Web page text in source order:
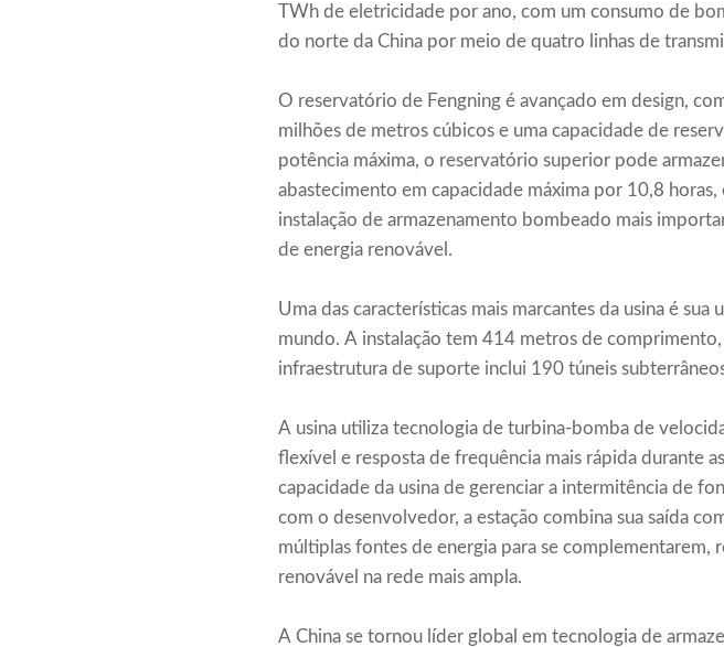
TWh de eletricidade por ano, com um consumo de
do norte da China por meio de quatro linhas de
O reservatório de Fengning é avançado em design,
milhões de metros cúbicos e uma capacidade de
potência máxima, o reservatório superior pode
abastecimento em capacidade máxima por 10,8
instalação de armazenamento bombeado mais
de energia renovável.
Uma das características mais marcantes da usina é
mundo. A instalação tem 414 metros de
infraestrutura de suporte inclui 190 túneis
A usina utiliza tecnologia de turbina-bomba de
flexível e resposta de frequência mais rápida durante
capacidade da usina de gerenciar a intermitência de
com o desenvolvedor, a estação combina sua saída
múltiplas fontes de energia para se
renovável na rede mais ampla.
A China se tornou líder global em tecnologia de